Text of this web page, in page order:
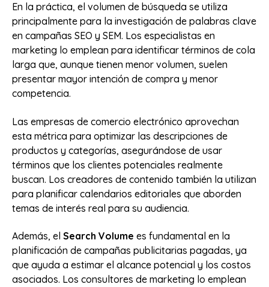
En la práctica, el volumen de búsqueda se utiliza
principalmente para la investigación de palabras clave
en campañas SEO y SEM. Los especialistas en
marketing lo emplean para identificar términos de cola
larga que, aunque tienen menor volumen, suelen
presentar mayor intención de compra y menor
competencia.
Las empresas de comercio electrónico aprovechan
esta métrica para optimizar las descripciones de
productos y categorías, asegurándose de usar
términos que los clientes potenciales realmente
buscan. Los creadores de contenido también la utilizan
para planificar calendarios editoriales que aborden
temas de interés real para su audiencia.
Además, el Search Volume es fundamental en la
planificación de campañas publicitarias pagadas, ya
que ayuda a estimar el alcance potencial y los costos
asociados. Los consultores de marketing lo emplean